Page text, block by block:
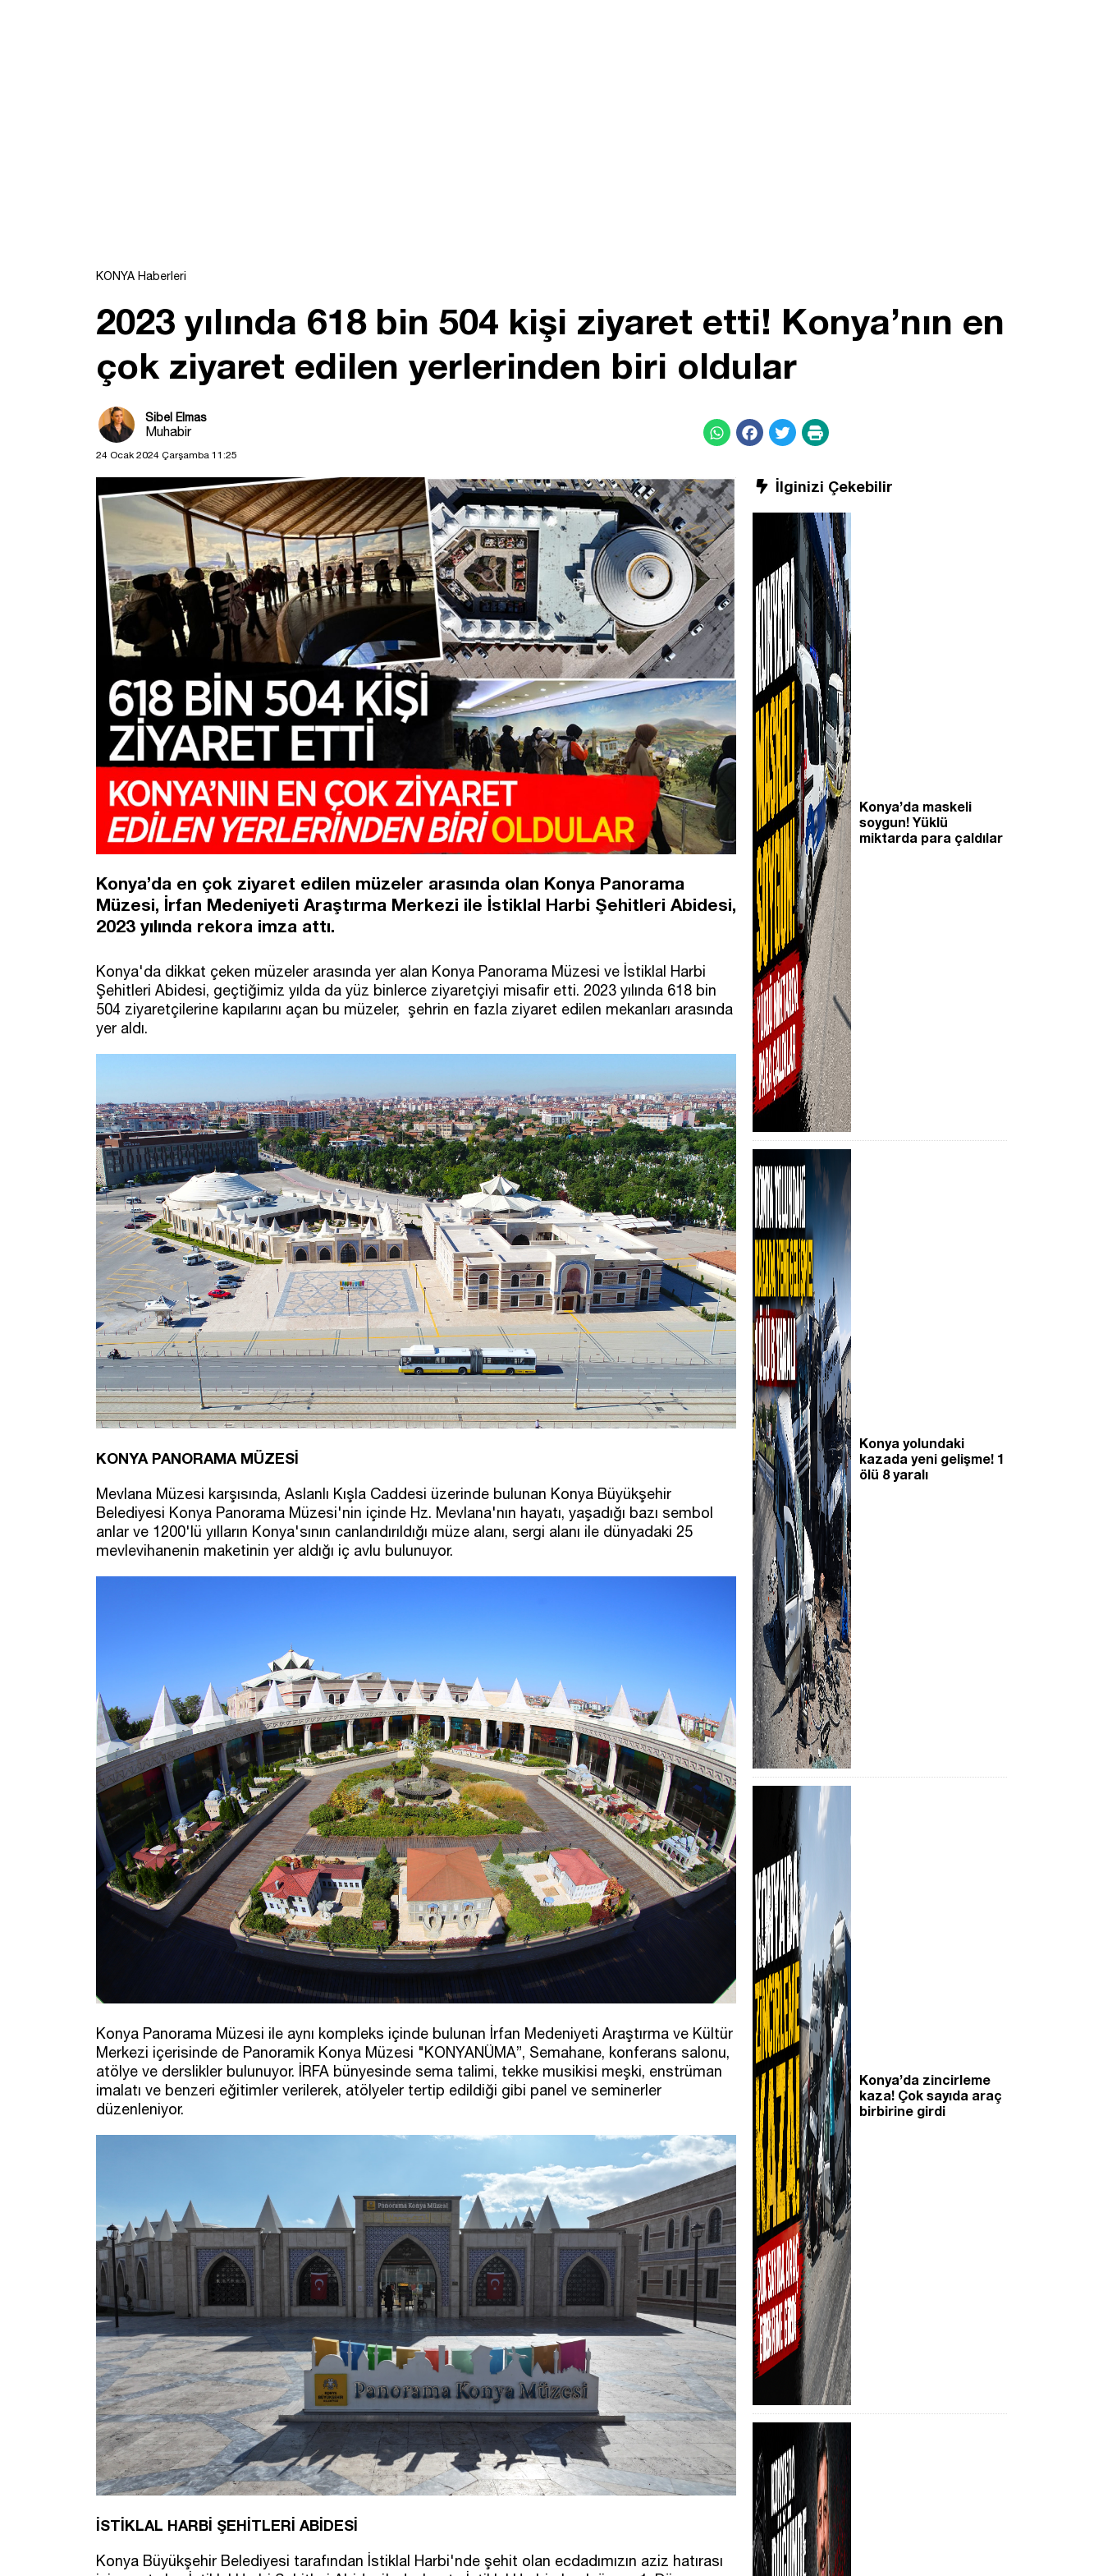
KONYA Haberleri
2023 yılında 618 bin 504 kişi ziyaret etti! Konya’nın en
çok ziyaret edilen yerlerinden biri oldular
Sibel Elmas
Muhabir
24 Ocak 2024 Çarşamba 11:25
Konya’da en çok ziyaret edilen müzeler arasında olan Konya Panorama
Müzesi, İrfan Medeniyeti Araştırma Merkezi ile İstiklal Harbi Şehitleri Abidesi,
2023 yılında rekora imza attı.
Konya'da dikkat çeken müzeler arasında yer alan Konya Panorama Müzesi ve İstiklal Harbi
Şehitleri Abidesi, geçtiğimiz yılda da yüz binlerce ziyaretçiyi misafir etti. 2023 yılında 618 bin
504 ziyaretçilerine kapılarını açan bu müzeler, şehrin en fazla ziyaret edilen mekanları arasında
yer aldı.
KONYA PANORAMA MÜZESİ
Mevlana Müzesi karşısında, Aslanlı Kışla Caddesi üzerinde bulunan Konya Büyükşehir
Belediyesi Konya Panorama Müzesi'nin içinde Hz. Mevlana'nın hayatı, yaşadığı bazı sembol
anlar ve 1200'lü yılların Konya'sının canlandırıldığı müze alanı, sergi alanı ile dünyadaki 25
mevlevihanenin maketinin yer aldığı iç avlu bulunuyor.
Konya Panorama Müzesi ile aynı kompleks içinde bulunan İrfan Medeniyeti Araştırma ve Kültür
Merkezi içerisinde de Panoramik Konya Müzesi "KONYANÜMA”, Semahane, konferans salonu,
atölye ve derslikler bulunuyor. İRFA bünyesinde sema talimi, tekke musikisi meşki, enstrüman
imalatı ve benzeri eğitimler verilerek, atölyeler tertip edildiği gibi panel ve seminerler
düzenleniyor.
İSTİKLAL HARBİ ŞEHİTLERİ ABİDESİ
Konya Büyükşehir Belediyesi tarafından İstiklal Harbi'nde şehit olan ecdadımızın aziz hatırası
İlginizi Çekebilir
Konya’da maskeli
soygun! Yüklü
miktarda para çaldılar
Konya yolundaki
kazada yeni gelişme! 1
ölü 8 yaralı
Konya’da zincirleme
kaza! Çok sayıda araç
birbirine girdi